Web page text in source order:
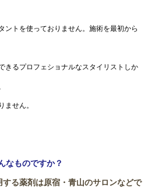
ントを使っておりません。施術を最初から
きるプロフェショナルなスタイリストしか
ません。
なものですか？
る薬剤は原宿・青山のサロンなどで